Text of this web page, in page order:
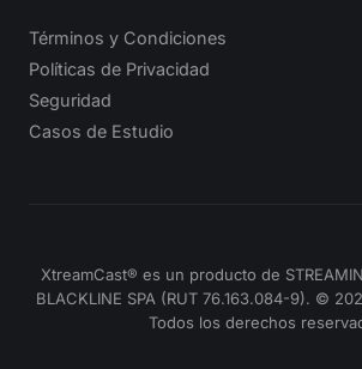
Términos y Condiciones
Políticas de Privacidad
Seguridad
Casos de Estudio
XtreamCast® es un producto de
BLACKLINE SPA (RUT 76.163.084-9). ©
Todos los derechos